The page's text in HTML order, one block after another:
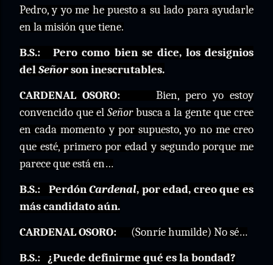
Pedro, y yo me he puesto a su lado para ayudarle
en la misión que tiene.
B.S.:
Pero como bien se dice, los designios
delSeñorson inescrutables.
CARDENAL OSORO:
Bien, pero yo estoy
convencido que el Señorbusca a la gente que cree
en cada momento y por supuesto, yo no me creo
que esté, primero por edad y segundo porque me
parece que está en…
B.S.:
PerdónCardenal, por edad, creo que es
más candidato aún.
CARDENAL OSORO:
(Sonríe humilde) No sé…
B.S.: ¿Puede definirme qué es la bondad?